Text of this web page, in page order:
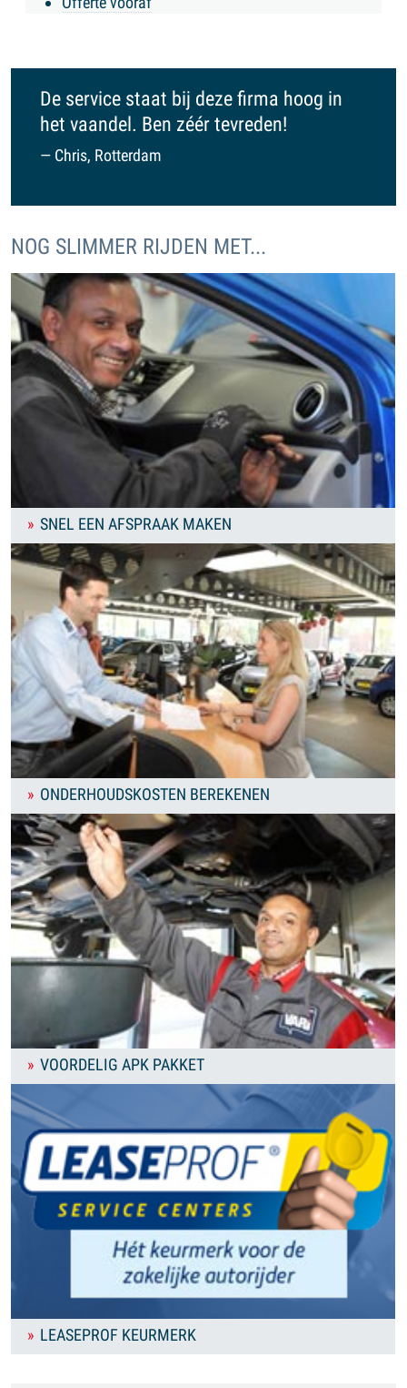
De service staat bij deze firma hoog in
het vaandel. Ben zéér tevreden!
Chris, Rotterdam
NOG SLIMMER RIJDEN MET...
SNEL EEN AFSPRAAK MAKEN
ONDERHOUDSKOSTEN BEREKENEN
VOORDELIG APK PAKKET
LEASEPROF KEURMERK